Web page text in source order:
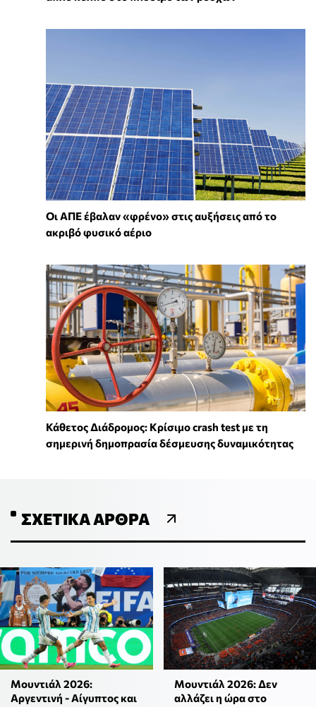
Οι ΑΠΕ έβαλαν «φρένο» στις αυξήσεις από το
ακριβό φυσικό αέριο
Κάθετος Διάδρομος: Κρίσιμο crash test με τη
σημερινή δημοπρασία δέσμευσης δυναμικότητας
ΣΧΕΤΙΚΆ ΆΡΘΡΑ
Μουντιάλ 2026:
Αργεντινή - Αίγυπτος και
Μουντιάλ 2026: Δεν
αλλάζει η ώρα στο